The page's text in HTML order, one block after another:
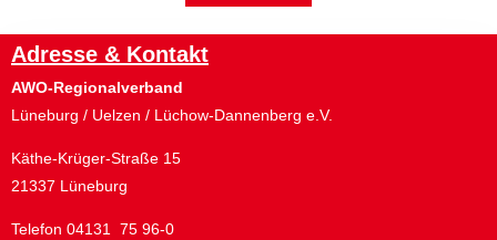
Adresse & Kontakt
AWO-Regionalverband
Lüneburg / Uelzen / Lüchow-Dannenberg e.V.
Käthe-Krüger-Straße 15
21337 Lüneburg
Telefon 04131 75 96-0